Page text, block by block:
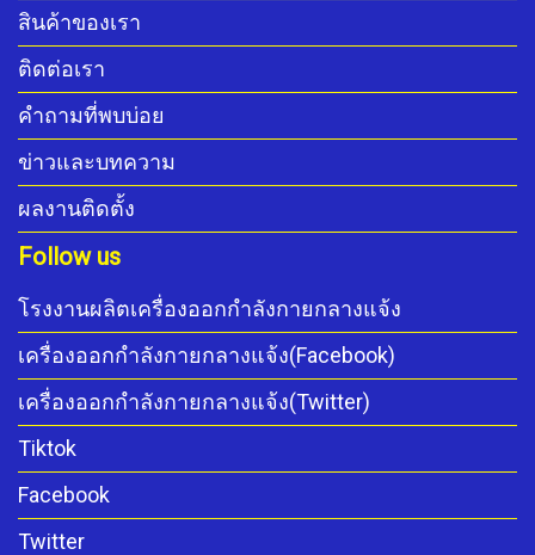
สินค้าของเรา
ติดต่อเรา
คำถามที่พบบ่อย
ข่าวและบทความ
ผลงานติดตั้ง
Follow us
โรงงานผลิตเครื่องออกกำลังกายกลางแจ้ง
เครื่องออกกำลังกายกลางแจ้ง(Facebook)
เครื่องออกกำลังกายกลางแจ้ง(Twitter)
Tiktok
Facebook
Twitter